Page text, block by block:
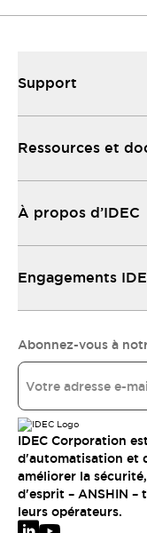
Support
Ressources et
À propos d’IDEC
Engagements
Abonnez-vous à
IDEC Corporation
d'automatisation et
améliorer la
d'esprit – ANSHIN –
leurs opérateurs.